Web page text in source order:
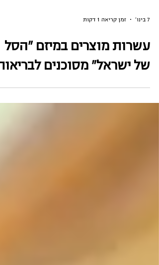
7 בינו׳ זמן קריאה 1 דקות
עשרות מוצרים במיזם "הסל